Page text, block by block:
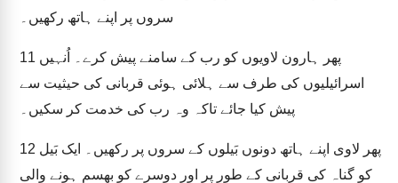
سروں پر اپنے ہاتھ رکھیں۔
11
اسرائیلیوں کی طرف سے ہلائی ہوئی قربانی کی حیثیت سے
پیش کیا جائے تاکہ وہ رب کی خدمت کر سکیں۔
12
کو گناہ کی قربانی کے طور پر اور دوسرے کو بھسم ہونے والی